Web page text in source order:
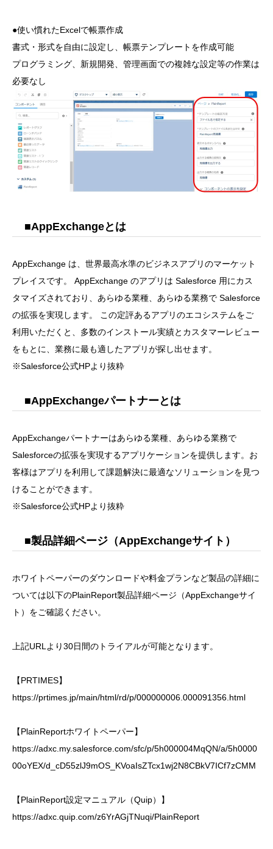
●使い慣れたExcelで帳票作成
書式・形式を自由に設定し、帳票テンプレートを作成可能
プログラミング、新規開発、管理画面での複雑な設定等の作業は
必要なし
■AppExchangeとは
AppExchange は、世界最高水準のビジネスアプリのマーケット
プレイスです。 AppExchange のアプリは Salesforce 用にカス
タマイズされており、あらゆる業種、あらゆる業務で Salesforce
の拡張を実現します。 この定評あるアプリのエコシステムをご
利用いただくと、多数のインストール実績とカスタマーレビュー
をもとに、業務に最も適したアプリが探し出せます。
※Salesforce公式HPより抜粋
■AppExchangeパートナーとは
AppExchangeパートナーはあらゆる業種、あらゆる業務で
Salesforceの拡張を実現するアプリケーションを提供します。お
客様はアプリを利用して課題解決に最適なソリューションを見つ
けることができます。
※Salesforce公式HPより抜粋
■製品詳細ページ（AppExchangeサイト）
ホワイトペーパーのダウンロードや料金プランなど製品の詳細に
ついては以下のPlainReport製品詳細ページ（AppExchangeサイ
ト）をご確認ください。
上記URLより30日間のトライアルが可能となります。
【PRTIMES】
https://prtimes.jp/main/html/rd/p/000000006.000091356.html
【PlainReportホワイトペーパー】
https://adxc.my.salesforce.com/sfc/p/5h000004MqQN/a/5h0000
00oYEX/d_cD55zlJ9mOS_KVoaIsZTcx1wj2N8CBkV7ICf7zCMM
【PlainReport設定マニュアル（Quip）】
https://adxc.quip.com/z6YrAGjTNuqi/PlainReport